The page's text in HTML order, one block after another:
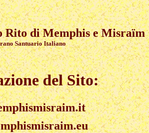
di Memphis e Misraïm
Santuario Italiano
del Sito: